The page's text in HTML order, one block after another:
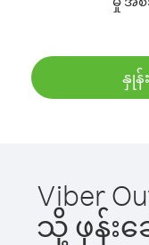
နှုန်
Viber
သို့ ဖုန်း